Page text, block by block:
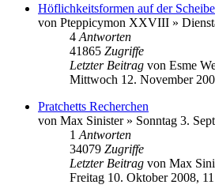
Höflichkeitsformen auf der
von Pteppicymon XXVIII »
4 Antworten
41865 Zugriffe
Letzter Beitrag von Esme
Mittwoch 12. November
Pratchetts Recherchen
von Max Sinister» Sonntag 3.
1 Antworten
34079 Zugriffe
Letzter Beitrag von Max
Freitag 10. Oktober 2008,